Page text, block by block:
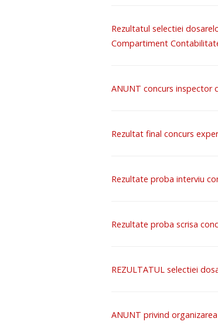
Rezultatul selectiei
Compartiment
ANUNT concurs inspector
Rezultat final concurs
Rezultate proba interviu
Rezultate proba scrisa
REZULTATUL selectiei
ANUNT privind